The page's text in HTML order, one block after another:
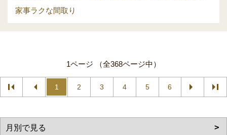
家事ラクな間取り
1ページ （全368ページ中）
1 2 3 4 5 6